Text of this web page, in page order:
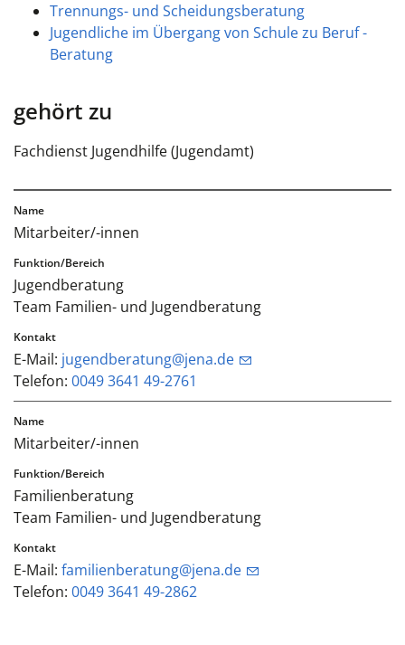
Trennungs- und Scheidungsberatung
Jugendliche im Übergang von Schule zu Beruf -
Beratung
gehört zu
Fachdienst Jugendhilfe (Jugendamt)
Mitarbeiter/-innen
Jugendberatung
Team Familien- und Jugendberatung
E-Mail: jugendberatung@jena.de
Telefon: 0049 3641 49-2761
Mitarbeiter/-innen
Familienberatung
Team Familien- und Jugendberatung
E-Mail: familienberatung@jena.de
Telefon: 0049 3641 49-2862